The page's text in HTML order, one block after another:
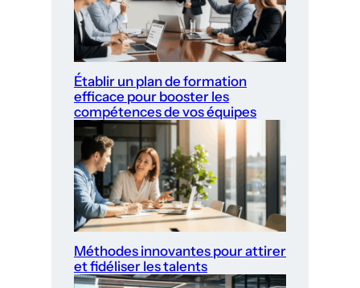
Établir un plan de formation
efficace pour booster les
compétences de vos équipes
Méthodes innovantes pour attirer
et fidéliser les talents